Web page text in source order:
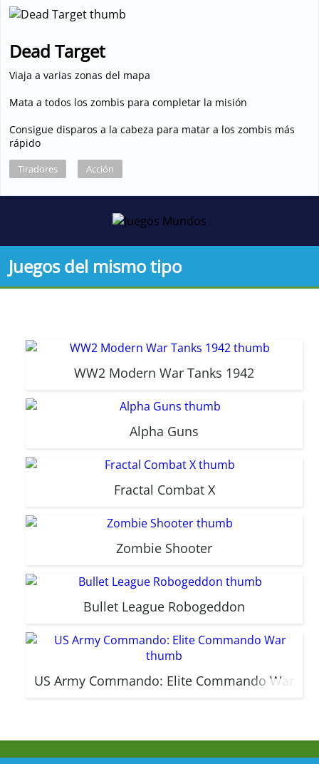
Dead Target
Viaja a varias zonas del mapa
Mata a todos los zombis para completar la misión
Consigue disparos a la cabeza para matar a los zombis más
rápido
Tiradores Acción
Juegos del mismo tipo
WW2 Modern War Tanks 1942
Alpha Guns
Fractal Combat X
Zombie Shooter
Bullet League Robogeddon
US Army Commando: Elite Commando War